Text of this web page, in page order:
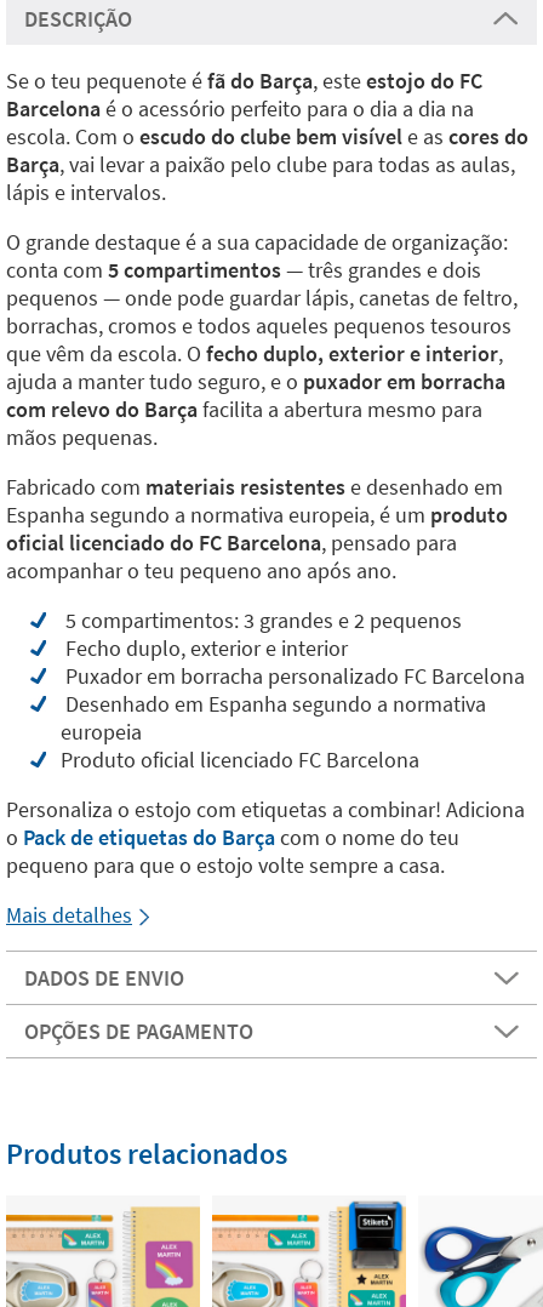
DESCRIÇÃO
Se o teu pequenote éfã do Barça, esteestojo do FC
Barcelonaé o acessório perfeito para o dia a dia na
escola. Com o escudo do clube bem visívele as cores do
Barça, vai levar a paixão pelo clube para todas as aulas,
lápis e intervalos.
O grande destaque é a sua capacidade de organização:
conta com 5 compartimentos— três grandes e dois
pequenos — onde pode guardar lápis, canetas de feltro,
borrachas, cromos e todos aqueles pequenos tesouros
que vêm da escola. O fecho duplo, exterior e interior,
ajuda a manter tudo seguro, e o puxador em borracha
com relevo do Barçafacilita a abertura mesmo para
mãos pequenas.
Fabricado com materiais resistentese desenhado em
Espanha segundo a normativa europeia, é um produto
oficial licenciado do FC Barcelona, pensado para
acompanhar o teu pequeno ano após ano.
5 compartimentos: 3 grandes e 2 pequenos
Fecho duplo, exterior e interior
Puxador em borracha personalizado FC Barcelona
Desenhado em Espanha segundo a normativa
europeia
Produto oficial licenciado FC Barcelona
Personaliza o estojo com etiquetas a combinar! Adiciona
o Pack de etiquetas do Barçacom o nome do teu
pequeno para que o estojo volte sempre a casa.
Mais detalhes
DADOS DE ENVIO
OPÇÕES DE PAGAMENTO
Produtos relacionados